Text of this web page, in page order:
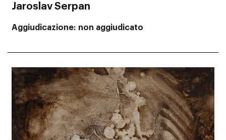
Jaroslav Serpan
Aggiudicazione non aggiudicato